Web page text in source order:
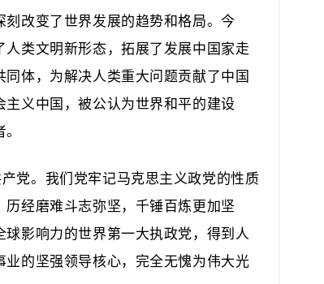
改变了世界发展的趋势和格局。今
类文明新形态，拓展了发展中国家走
体，为解决人类重大问题贡献了中国
义中国，被公认为世界和平的建设
党。 我们党牢记马克思主义政党的性质
经磨难斗志弥坚，千锤百炼更加坚
影响力的世界第一大执政党，得到人
的坚强领导核心，完全无愧为伟大光